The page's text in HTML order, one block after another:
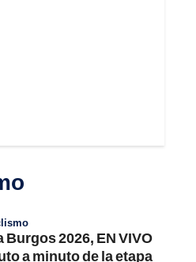
Burgos 2026, EN VIVO
a minuto de la etapa